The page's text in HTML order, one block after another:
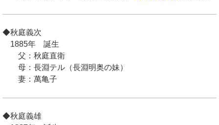
◆秋庭義次
1885年 誕生
父：秋庭直衛
母：長淵テル（長淵明奥の妹）
妻：萬亀子
◆秋庭義雄